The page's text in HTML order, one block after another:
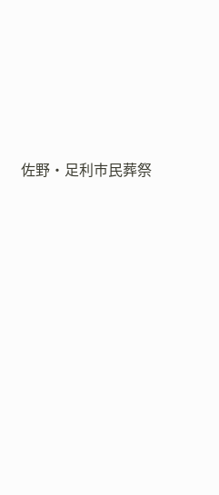
佐野・足利市民葬祭